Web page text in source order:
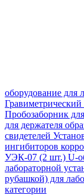
оборудование для
Пробозаборник
для держателя
свидетелей
ингибиторов
УЭК-07 (2 шт.) U-
лабораторной
рубашкой) для
категории